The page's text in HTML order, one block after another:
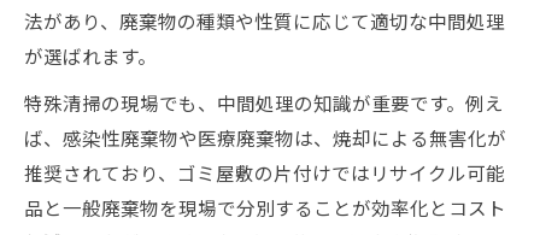
法があり、廃棄物の種類や性質に応じて適切な中間処理
が選ばれます。
特殊清掃の現場でも、中間処理の知識が重要です。例え
ば、感染性廃棄物や医療廃棄物は、焼却による無害化が
推奨されており、ゴミ屋敷の片付けではリサイクル可能
品と一般廃棄物を現場で分別することが効率化とコスト